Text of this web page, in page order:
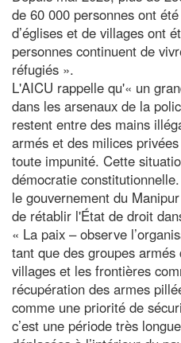
de 60 000 personnes ont
d’églises et de villages ont
personnes continuent de
réfugiés ».
L'AICU rappelle qu'« un
dans les arsenaux de la
restent entre des mains
armés et des milices
toute impunité. Cette
démocratie
le gouvernement du
de rétablir l'État de droit
« La paix – observe
tant que des groupes
villages et les frontières
récupération des armes
comme une priorité de
c’est une période très